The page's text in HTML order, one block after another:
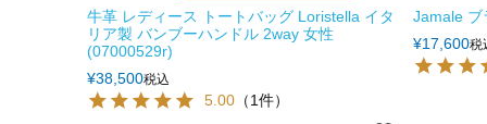
牛革 レディース トートバッグ Loristella イタ
リア製 バンブーハンドル 2way 女性
(07000529r)
¥38,500税込
5.00 （1件）
Jamale ブ
¥17,600税